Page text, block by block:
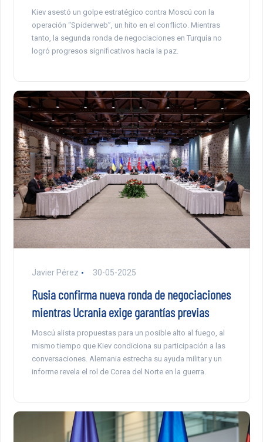
Kiev asestó un golpe estratégico contra Moscú con la
operación “Spiderweb”, un hito en el conflicto. Mientras
tanto, la segunda ronda de negociaciones en Turquía no
logró progresos significativos hacia la paz.
Javier Pérez 30-05-2025
Rusia confirma nueva ronda de negociaciones
mientras Ucrania exige garantías previas
Moscú alista propuestas para un posible alto al fuego, al
mismo tiempo que Kiev condiciona su participación a las
conversaciones. Alemania estrecha su ayuda militar y un
informe revela el rol de Corea del Norte en la guerra.